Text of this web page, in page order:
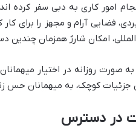
امور کاری به دبی سفر کرده
فضایی آرام و مجهز را برای
امکان شارژ همزمان چندین
صورت روزانه در اختیار
جزئیات کوچک، به میهمانان حس
در دسترس